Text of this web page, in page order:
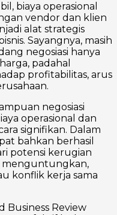
biaya operasional
vendor dan klien
alat strategis
Sayangnya, masih
negosiasi hanya
padahal
profitabilitas, arus
negosiasi
operasional dan
signifikan. Dalam
bahkan berhasil
potensi kerugian
menguntungkan,
konflik kerja sama
Business Review